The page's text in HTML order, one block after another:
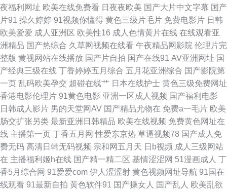
色五月天 AV网址无码 韩国青草无码观看 人人操碰成人 亚洲影院麻豆 WWW
鎿糀V 韩国不卡AC视频 日韩欧美福利导航 91看片 福利人AV 欧美性爱第三
页 午夜狼人香蕉 99超碰导航 国产探花91精品 欧美性爱va专区 香蕉视频app
97资源国产站 久久综合 97资源超碰在线 日韩免费性网站 91视额 国产不卡
一区在线 欧美午夜居场朝喷 一本到道 波多野吉依视频 黄色无毒不卡视频 视
频污下载 97福利导航 国区一区二区视频 人人摸日日操 在线肛交 超碰在线人
人91 玖玖大香蕉老司机 婷婷日本色 91素人在线 狠狠干综合影院 日韩五区不
卡 91在线影音 韩日色情 人人操免费网 3级嫩草免费观看 91瑟瑟 免费网址91
夜福利网址 欧美在线免费看 日夜夜欧美 国产大片中文字幕 国产
片91 操久婷婷 91视频你懂得 黄色三级片毛片 免费电影片 日韩
欧美爱爱 成人亚洲区 欧美性16 成人色情黄片在线 在线观看亚
洲精品 国产热综合 久草网视频在线看 午夜精品网影院 伦理片完
整版 黄视网站在线播放 国产片自拍 国产在线91 AV亚洲网址 国
产经典三级在线 丁香婷婷五月综合 五月花亚洲综合 国产影院第
一页 乱码欧美孕交 超碰在线艹 日本在线护士 黄色三级免费网址
香港电影伦理片 91黄色电影 亚洲一区成人视频 国产福利电影
日韩成人影片 男的天堂网AV 国产精品尤物在 免费a一毛片 欧美
肠交扩张另类 最新亚洲日韩精品 欧美在线视频 免费黄色网址在
线 主播第一页 丁香五月网 性爱东京热 草逼视频78 国产成人免
费无码 高清日韩无码视频 宗和网五月天 日b视频 成人三级网站
在 主播福利姬h在线 国产精一精二区 基情涩涩网 51漫画成人 丁
香5月综合网 91爱爱com 伊人涩涩射 黄色视频网址导航 91国在
线观看 91最新自拍 黄色软件91 国产操女人 国产乱人 欧美乱欲